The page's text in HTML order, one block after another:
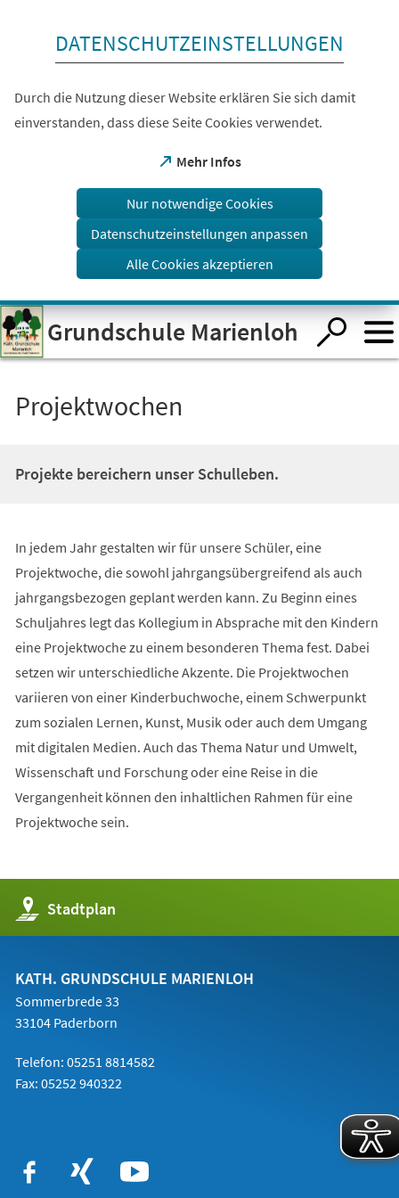
Visuelle
Assistenzsoftware
öffnen.
DATENSCHUTZEINSTELLUNGEN
Durch die Nutzung dieser Website erklären Sie sich damit
einverstanden, dass diese Seite Cookies verwendet.
Mehr Infos
(Öffnet
einem
Tab)
Nur notwendige Cookies
Datenschutzeinstellungen anpassen
Alle Cookies akzeptieren
Grundschule Marienloh
Projektwochen
Projekte bereichern unser Schulleben.
In jedem Jahr gestalten wir für unsere Schüler, eine
Projektwoche, die sowohl jahrgangsübergreifend als auch
jahrgangsbezogen geplant werden kann. Zu Beginn eines
Schuljahres legt das Kollegium in Absprache mit den Kindern
eine Projektwoche zu einem besonderen Thema fest. Dabei
setzen wir unterschiedliche Akzente. Die Projektwochen
variieren von einer Kinderbuchwoche, einem Schwerpunkt
zum sozialen Lernen, Kunst, Musik oder auch dem Umgang
mit digitalen Medien. Auch das Thema Natur und Umwelt,
Wissenschaft und Forschung oder eine Reise in die
Vergangenheit können den inhaltlichen Rahmen für eine
Projektwoche sein.
Stadtplan
(Öffnet
in
einem
Tab)
KATH. GRUNDSCHULE MARIENLOH
Sommerbrede 33
33104 Paderborn
Telefon: 05251 8814582
Fax: 05252 940322